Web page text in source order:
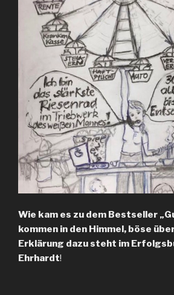
Wie kam es zu dem Bestseller
kommen in den Himmel, böse
Erklärung dazu steht im
Ehrhardt!